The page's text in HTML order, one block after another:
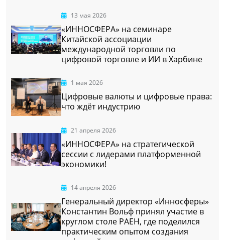
13 мая 2026
«ИННОСФЕРА» на семинаре
Китайской ассоциации
международной торговли по
цифровой торговле и ИИ в Харбине
1 мая 2026
Цифровые валюты и цифровые права:
что ждёт индустрию
21 апреля 2026
«ИННОСФЕРА» на стратегической
сессии с лидерами платформенной
экономики!
14 апреля 2026
Генеральный директор «Инносферы»
Константин Вольф принял участие в
круглом столе РАЕН, где поделился
практическим опытом создания